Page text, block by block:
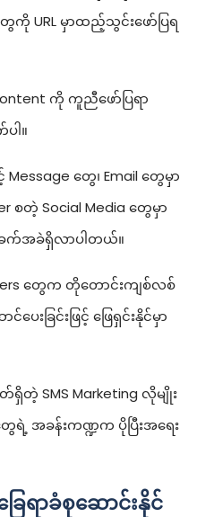
URL မှာထည့်သွင်းဖော်ပြရ
ကို ကူညီဖော်ပြရာ
ါ။
တွေ၊ Email တွေမှာ
စတဲ့ Social Media တွေမှာ
က်အခဲရှိလာပါတယ်။
တွေက တိုတောင်းကျစ်လစ်
းခြင်းဖြင့် ဖြေရှင်းနိုင်မှာ
SMS Marketing လိုမျိုး
ေရဲ့ အခန်းကဏ္ဍက ပိုပြီးအရေး
ေရာခံစုဆောင်းနိုင်